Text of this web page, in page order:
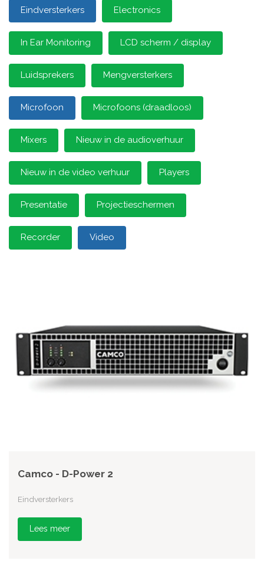
Eindversterkers Electronics
In Ear Monitoring LCD scherm / display
Luidsprekers Mengversterkers
Microfoon Microfoons (draadloos)
Mixers Nieuw in de audioverhuur
Nieuw in de video verhuur Players
Presentatie Projectieschermen
Recorder Video
Camco - D-Power 2
Eindversterkers
Lees meer